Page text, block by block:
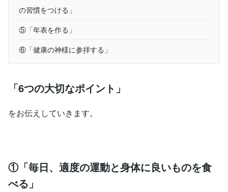
の習慣をつける」
⑤「年表を作る」
⑥「健康の神様に参拝する」
「6つの大切なポイント」
をお伝えしていきます。
①「毎日、適度の運動と身体に良いものを食
べる」